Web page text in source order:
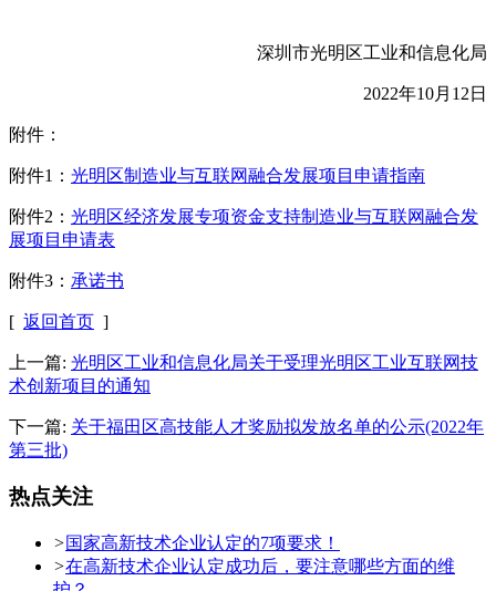
深圳市光明区工业和信息化局
2022年10月12日
附件：
附件1： 光明区制造业与互联网融合发展项目申请指南
附件2： 光明区经济发展专项资金支持制造业与互联网融合发
展项目申请表
附件3： 承诺书
[ 返回首页 ]
上一篇: 光明区工业和信息化局关于受理光明区工业互联网技
术创新项目的通知
下一篇: 关于福田区高技能人才奖励拟发放名单的公示(2022年
第三批)
热点关注
>国家高新技术企业认定的7项要求！
>在高新技术企业认定成功后，要注意哪些方面的维